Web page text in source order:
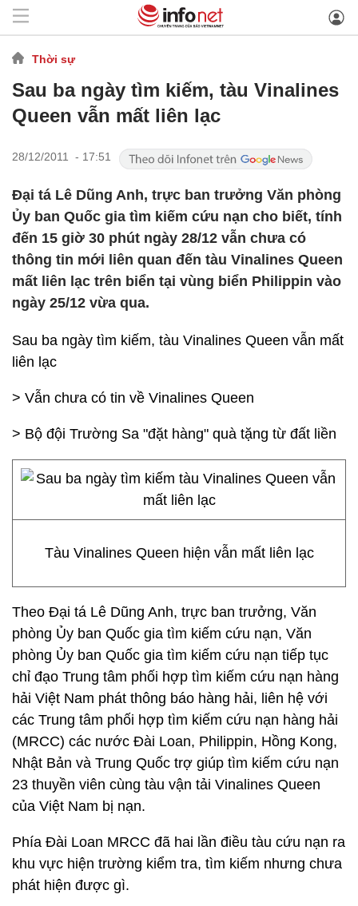
Thời sự
Sau ba ngày tìm kiếm, tàu Vinalines
Queen vẫn mất liên lạc
28/12/2011 - 17:51
Đại tá Lê Dũng Anh, trực ban trưởng Văn phòng
Ủy ban Quốc gia tìm kiếm cứu nạn cho biết, tính
đến 15 giờ 30 phút ngày 28/12 vẫn chưa có
thông tin mới liên quan đến tàu Vinalines Queen
mất liên lạc trên biển tại vùng biển Philippin vào
ngày 25/12 vừa qua.
Sau ba ngày tìm kiếm, tàu Vinalines Queen vẫn mất
liên lạc
> Vẫn chưa có tin về Vinalines Queen
> Bộ đội Trường Sa "đặt hàng" quà tặng từ đất liền
Tàu Vinalines Queen hiện vẫn mất liên lạc
Theo Đại tá Lê Dũng Anh, trực ban trưởng, Văn
phòng Ủy ban Quốc gia tìm kiếm cứu nạn, Văn
phòng Ủy ban Quốc gia tìm kiếm cứu nạn tiếp tục
chỉ đạo Trung tâm phối hợp tìm kiếm cứu nạn hàng
hải Việt Nam phát thông báo hàng hải, liên hệ với
các Trung tâm phối hợp tìm kiếm cứu nạn hàng hải
(MRCC) các nước Đài Loan, Philippin, Hồng Kong,
Nhật Bản và Trung Quốc trợ giúp tìm kiếm cứu nạn
23 thuyền viên cùng tàu vận tải Vinalines Queen
của Việt Nam bị nạn.
Phía Đài Loan MRCC đã hai lần điều tàu cứu nạn ra
khu vực hiện trường kiểm tra, tìm kiếm nhưng chưa
phát hiện được gì.